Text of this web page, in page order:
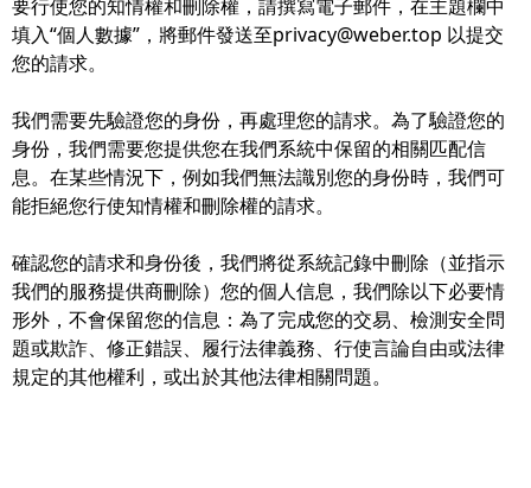
要行使您的知情權和刪除權，請撰寫電子郵件，在主題欄中
填入“個人數據”，將郵件發送至privacy@weber.top 以提交
您的請求。
我們需要先驗證您的身份，再處理您的請求。為了驗證您的
身份，我們需要您提供您在我們系統中保留的相關匹配信
息。在某些情況下，例如我們無法識別您的身份時，我們可
能拒絕您行使知情權和刪除權的請求。
確認您的請求和身份後，我們將從系統記錄中刪除（並指示
我們的服務提供商刪除）您的個人信息，我們除以下必要情
形外，不會保留您的信息：為了完成您的交易、檢測安全問
題或欺詐、修正錯誤、履行法律義務、行使言論自由或法律
規定的其他權利，或出於其他法律相關問題。